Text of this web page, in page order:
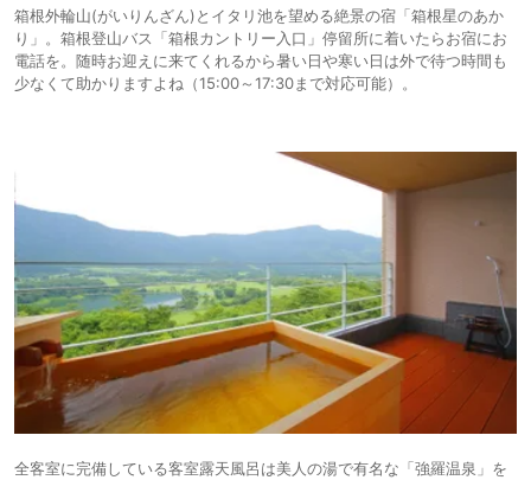
箱根外輪山(がいりんざん)とイタリ池を望める絶景の宿「箱根星のあか
り」。箱根登山バス「箱根カントリー入口」停留所に着いたらお宿にお
電話を。随時お迎えに来てくれるから暑い日や寒い日は外で待つ時間も
少なくて助かりますよね（15:00～17:30まで対応可能）。
全客室に完備している客室露天風呂は美人の湯で有名な「強羅温泉」を